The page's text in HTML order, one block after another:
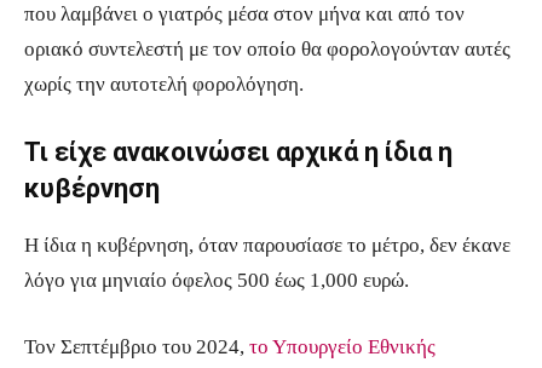
που λαμβάνει ο γιατρός μέσα στον μήνα και από τον
οριακό συντελεστή με τον οποίο θα φορολογούνταν αυτές
χωρίς την αυτοτελή φορολόγηση.
Τι είχε ανακοινώσει αρχικά η ίδια η
κυβέρνηση
Η ίδια η κυβέρνηση, όταν παρουσίασε το μέτρο, δεν έκανε
λόγο για μηνιαίο όφελος 500 έως 1,000 ευρώ.
Τον Σεπτέμβριο του 2024, το Υπουργείο Εθνικής